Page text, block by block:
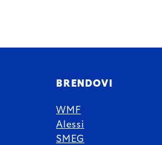
BRENDOVI
WMF
Alessi
SMEG